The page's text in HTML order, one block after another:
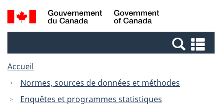
Passer
au
Passer
à
Canada
Recherche
et
et
Accueil
Normes, sources de données et méthodes
Enquêtes et programmes statistiques